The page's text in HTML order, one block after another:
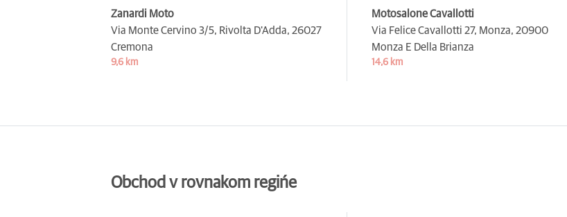
Zanardi Moto
Via Monte Cervino 3/5, Rivolta D'Adda, 26027
Cremona
9,6 km
Motosalone Cavallotti
Via Felice Cavallotti 27, Monza, 20900
Monza E Della Brianza
14,6 km
Obchod v rovnakom regińe